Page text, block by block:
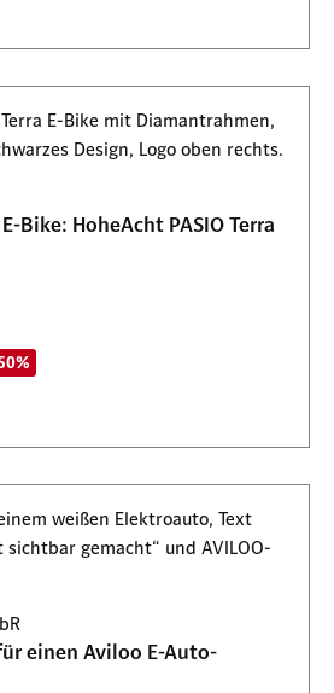
Bike: HoheAcht PASIO Terra
einen Aviloo E-Auto-